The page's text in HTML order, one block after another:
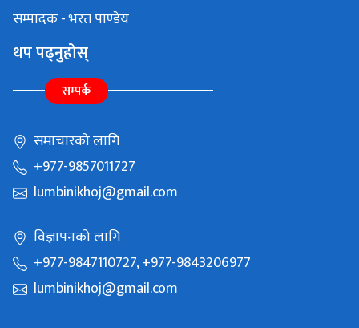
सम्पादक - भरत पाण्डेय
थप पढ्नुहोस्
सम्पर्क
समाचारको लागि
+977-9857011727
lumbinikhoj@gmail.com
विज्ञापनको लागि
+977-9847110727, +977-9843206977
lumbinikhoj@gmail.com